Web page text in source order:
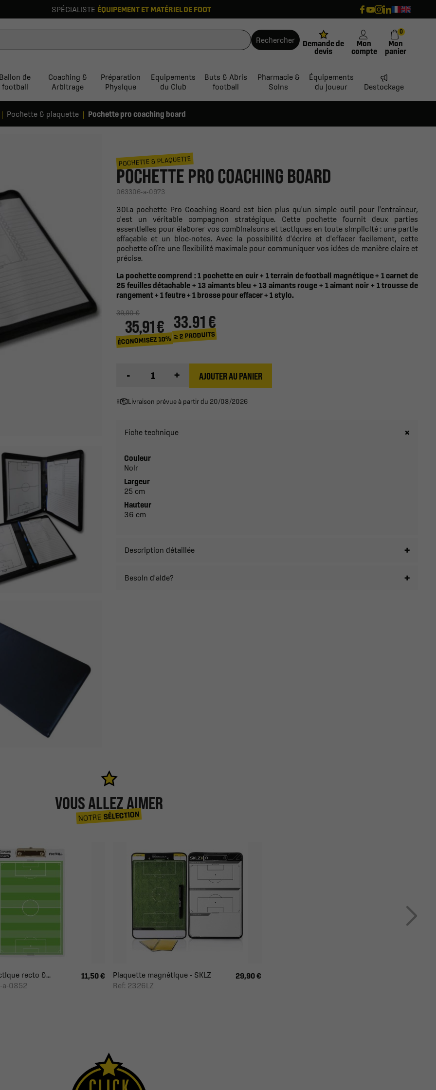
SPÉCIALISTE ÉQUIPEMENT ET MATÉRIEL DE FOOT
Rechercher
Demande de
devis
Mon
compte
Mon
panier
0
de
football
Coaching &
Arbitrage
Préparation
Physique
Equipements
du Club
Buts & Abris
football
Pharmacie &
Soins
Équipements
du joueur
Destockage
Pochette & plaquette Pochette pro coaching board
POCHETTE & PLAQUETTE
POCHETTE PRO COACHING BOARD
063306-a-0973
30La pochette Pro Coaching Board est bien plus qu'un simple outil pour l'entraîneur,
c'est un véritable compagnon stratégique. Cette pochette fournit deux parties
essentielles pour élaborer vos combinaisons et tactiques en toute simplicité : une partie
effaçable et un bloc-notes. Avec la possibilité d'écrire et d'effacer facilement, cette
pochette offre une flexibilité maximale pour communiquer vos idées de manière claire et
précise.
La pochette comprend : 1 pochette en cuir + 1 terrain de football magnétique + 1 carnet de
25 feuilles détachable + 13 aimants bleu + 13 aimants rouge + 1 aimant noir + 1 trousse de
rangement + 1 feutre + 1 brosse pour effacer + 1 stylo.
39,90 €
35,91 €
ÉCONOMISEZ 10%
33.91 €
≥ 2 PRODUITS
- + AJOUTER AU PANIER
Livraison prévue à partir du 20/08/2026
Fiche technique
Couleur
Noir
Largeur
25 cm
Hauteur
36 cm
Description détaillée
Besoin d'aide?
VOUS ALLEZ AIMER
NOTRESÉLECTION
recto &...
a-0852
11,50 €
Plaquette magnétique - SKLZ
Ref: 2326LZ
29,90 €